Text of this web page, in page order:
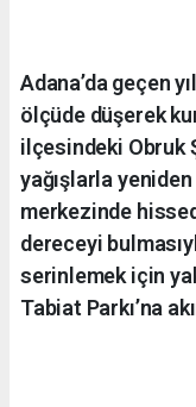
Adana’da geçen
ölçüde düşerek
ilçesindeki Obruk
yağışlarla
merkezinde
dereceyi
serinlemek için
Tabiat Parkı’na